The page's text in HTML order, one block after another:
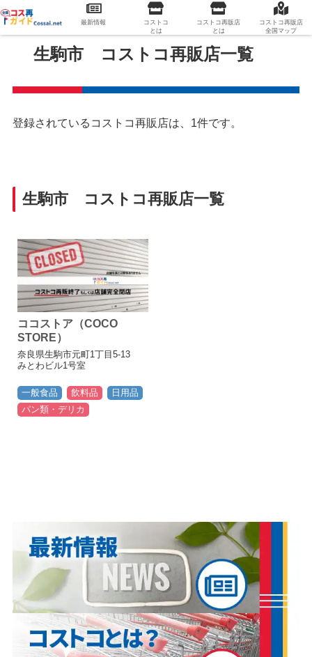
生駒市 コストコ再販店一覧
登録されているコストコ再販店は、1件です。
生駒市 コストコ再販店一覧
ココストア（COCO
STORE）
奈良県生駒市元町1丁目5-13
みとわビル1号室
一般食品 飲料品
日用品
パン類・デリカ
最新情報
コストコ
とは
コストコ再販店
とは
コストコ再販店
全国マップ